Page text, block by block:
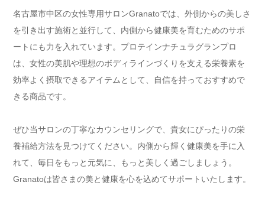
名古屋市中区の女性専用サロンGranatoでは、外側からの美しさ
を引き出す施術と並行して、内側から健康美を育むためのサポ
ートにも力を入れています。プロテインナチュラグランプロ
は、女性の美肌や理想のボディラインづくりを支える栄養素を
効率よく摂取できるアイテムとして、自信を持っておすすめで
きる商品です。
ぜひ当サロンの丁寧なカウンセリングで、貴女にぴったりの栄
養補給方法を見つけてください。内側から輝く健康美を手に入
れて、毎日をもっと元気に、もっと美しく過ごしましょう。
Granatoは皆さまの美と健康を心を込めてサポートいたします。